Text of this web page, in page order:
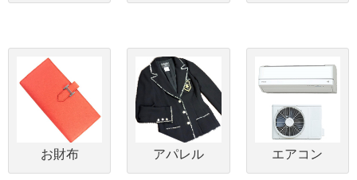
お財布 アパレル エアコン